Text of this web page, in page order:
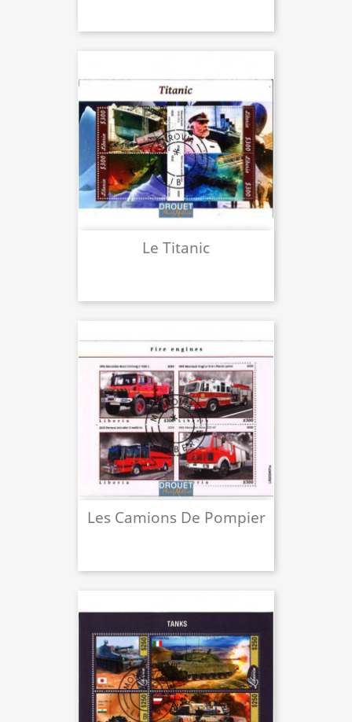
Le Titanic
Les Camions De Pompier